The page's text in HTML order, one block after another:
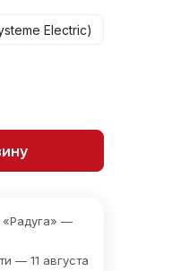
Electric)
«Радуга» —
— 11 августа